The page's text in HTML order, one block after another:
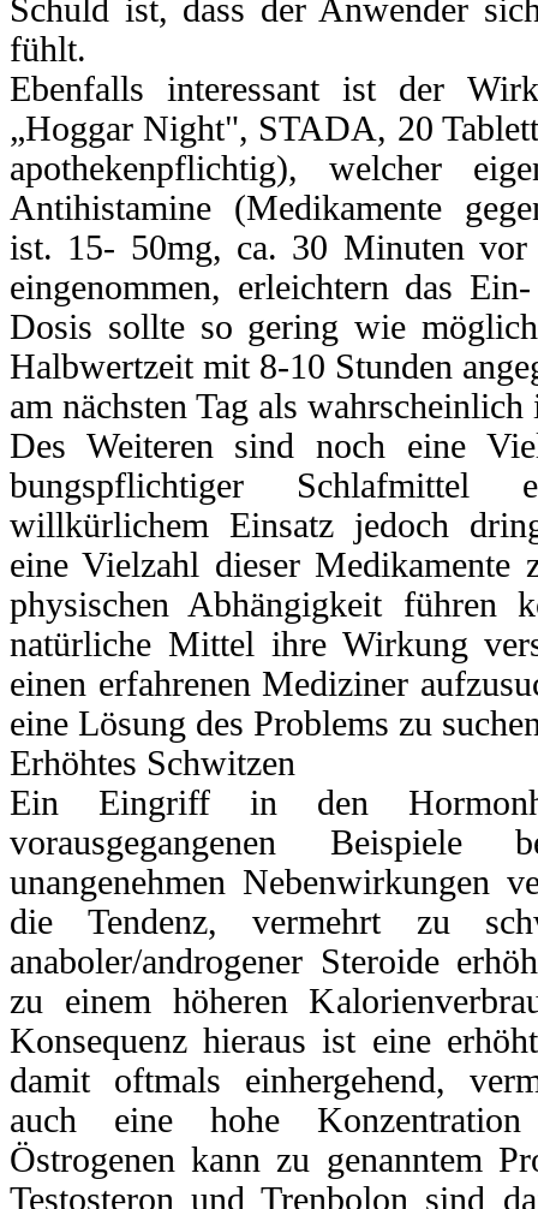
Schuld ist, dass der Anwender
fühlt.
Ebenfalls interessant ist der
„Hoggar Night", STADA, 20
apothekenpflichtig), welcher
Antihistamine (Medikamente
ist. 15- 50mg, ca. 30 Minuten vor
eingenommen, erleichtern das
Dosis sollte so gering wie
Halbwertzeit mit 8-10 Stunden
am nächsten Tag als wahrscheinlich
Des Weiteren sind noch eine
bungspflichtiger
willkürlichem Einsatz jedoch
eine Vielzahl dieser Medikamente
physischen Abhängigkeit führen
natürliche Mittel ihre Wirkung
einen erfahrenen Mediziner
eine Lösung des Problems zu
Erhöhtes Schwitzen
Ein Eingriff in den
vorausgegangenen
unangenehmen Nebenwirkungen
die Tendenz, vermehrt zu
anaboler/androgener Steroide
zu einem höheren
Konsequenz hieraus ist eine
damit oftmals einhergehend,
auch eine hohe
Östrogenen kann zu genanntem
Testosteron und Trenbolon sind